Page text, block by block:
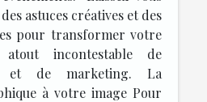
astuces créatives et des
pour transformer votre
incontestable de
et de marketing. La
à votre image Pour